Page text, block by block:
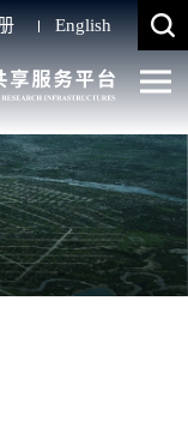
English